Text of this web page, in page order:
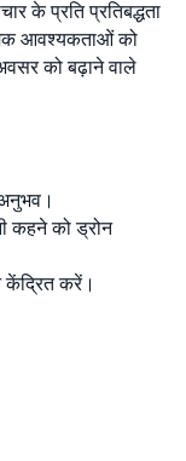
के प्रति प्रतिबद्धता
आवश्यकताओं को
को बढ़ाने वाले
कहने को ड्रोन
केंद्रित करें।